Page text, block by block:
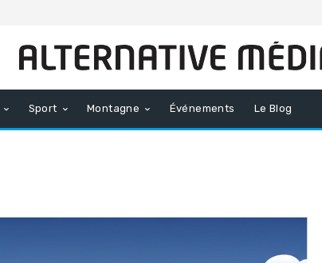
Sport Montagne Événements Le Blog